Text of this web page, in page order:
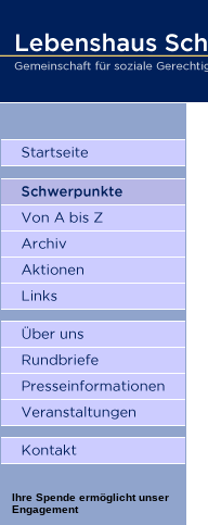
Ihre Spende ermöglicht unser
Engagement